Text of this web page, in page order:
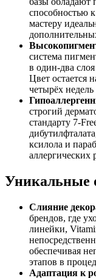
способностью
мастеру
система
в один-два
Цвет остается
четырёх
строгий
стандарту 7-
ксилола и
аллергических
Уникальные
Слияние
брендов, где
линейки,
обеспечивая
этапов в
Адаптация к